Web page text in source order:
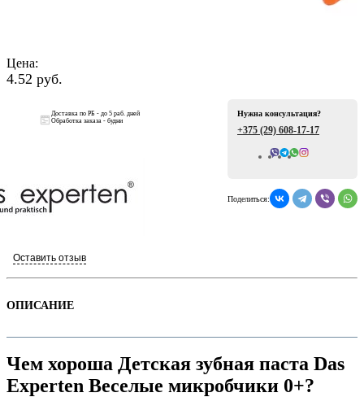
Цена:
4.52 руб.
Доставка по РБ - до 5 раб. дней
Обработка заказа - будни
Всего отзывов: 0
Оставить отзыв
Нужна консультация?
+375 (29) 608-17-17
Поделиться:
ОПИСАНИЕ
Чем хороша Детская зубная паста Das
Experten Веселые микробчики 0+?